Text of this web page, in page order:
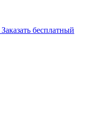
Заказать бесплатный